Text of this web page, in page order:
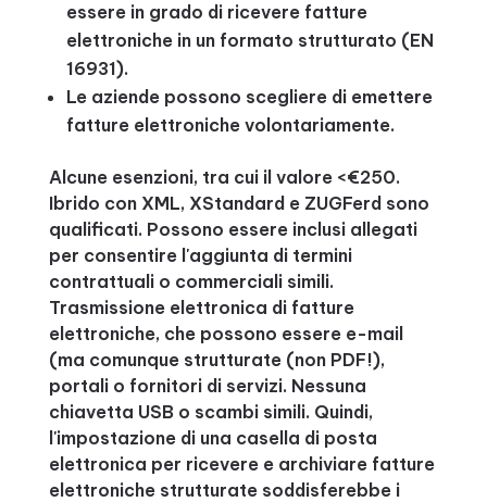
essere in grado di ricevere fatture
elettroniche in un formato strutturato (EN
16931).
Le aziende possono scegliere di emettere
fatture elettroniche volontariamente.
Alcune esenzioni, tra cui il valore <€250.
Ibrido con XML, XStandard e ZUGFerd sono
qualificati. Possono essere inclusi allegati
per consentire l'aggiunta di termini
contrattuali o commerciali simili.
Trasmissione elettronica di fatture
elettroniche, che possono essere e-mail
(ma comunque strutturate (non PDF!),
portali o fornitori di servizi. Nessuna
chiavetta USB o scambi simili. Quindi,
l'impostazione di una casella di posta
elettronica per ricevere e archiviare fatture
elettroniche strutturate soddisferebbe i